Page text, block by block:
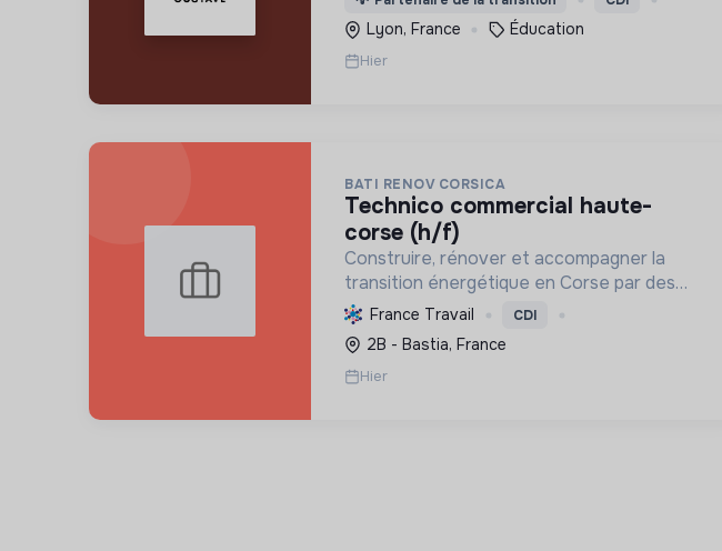
recrute ses apprenants en fonction de leur
motivation et non de leur diplôme.
Lyon, France Éducation
Hier
BATI RENOV CORSICA
technico commercial haute-
corse (h/f)
Construire, rénover et accompagner la
transition énergétique en Corse par des
solutions durables (solaire, isolation,
chauffage, etc.) et la location de matériel.
Labellisée RGE.
France Travail CDI
2B - Bastia, France
Hier